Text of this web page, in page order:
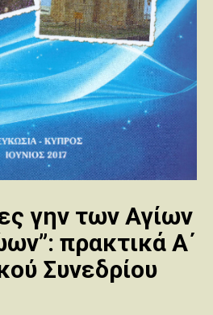
γην των Αγίων
πρακτικά Α΄
Συνεδρίου